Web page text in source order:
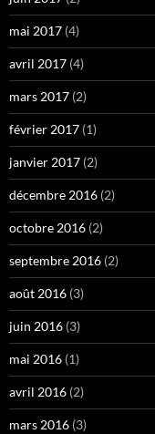
mai 2017 (4)
avril 2017 (4)
mars 2017 (2)
février 2017 (1)
janvier 2017 (2)
décembre 2016 (2)
octobre 2016 (2)
septembre 2016 (2)
août 2016 (3)
juin 2016 (3)
mai 2016 (1)
avril 2016 (2)
mars 2016 (3)